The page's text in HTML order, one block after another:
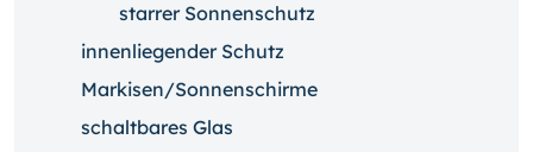
starrer Sonnenschutz
innenliegender Schutz
Markisen/Sonnenschirme
schaltbares Glas